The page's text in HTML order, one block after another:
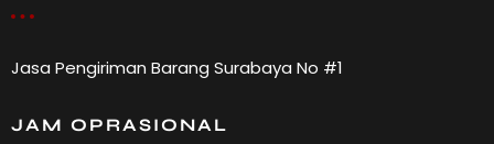
Jasa Pengiriman Barang Surabaya No #1
JAM OPRASIONAL